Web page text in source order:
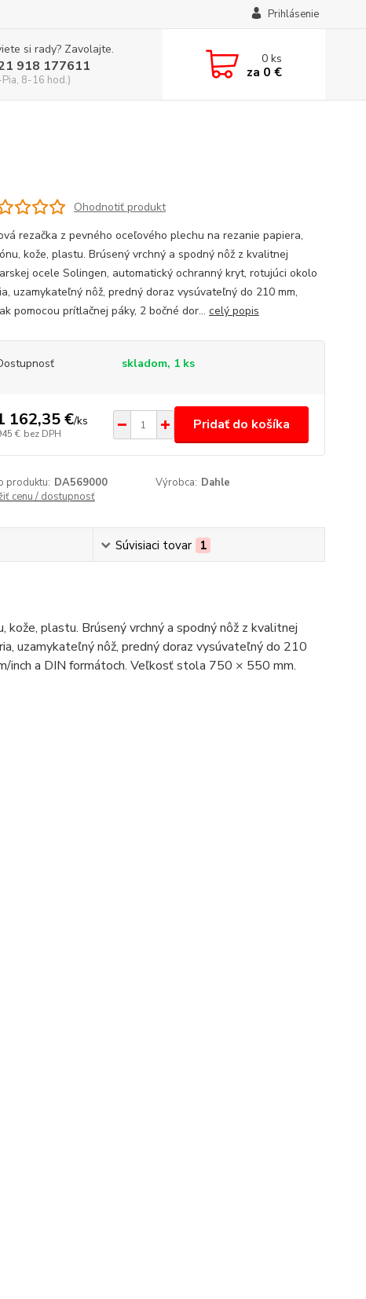
Prihlásenie
si rady? Zavolajte.
918 177611
8-16 hod.)
0ks
za 0 €
Ohodnotiť produkt
rezačka z pevného oceľového plechu na rezanie papiera,
kože, plastu. Brúsený vrchný a spodný nôž z kvalitnej
ocele Solingen, automatický ochranný kryt, rotujúci okolo
uzamykateľný nôž, predný doraz vysúvateľný do 210 mm,
pomocou prítlačnej páky, 2 bočné dor... celý popis
skladom, 1 ks
162,35 €/ks
€ bez DPH
Pridať do košíka
produktu: DA569000 Výrobca: Dahle
cenu / dostupnosť
Súvisiaci tovar 1
kože, plastu. Brúsený vrchný a spodný nôž z kvalitnej
uzamykateľný nôž, predný doraz vysúvateľný do 210
inch a DIN formátoch. Veľkosť stola 750 × 550 mm.